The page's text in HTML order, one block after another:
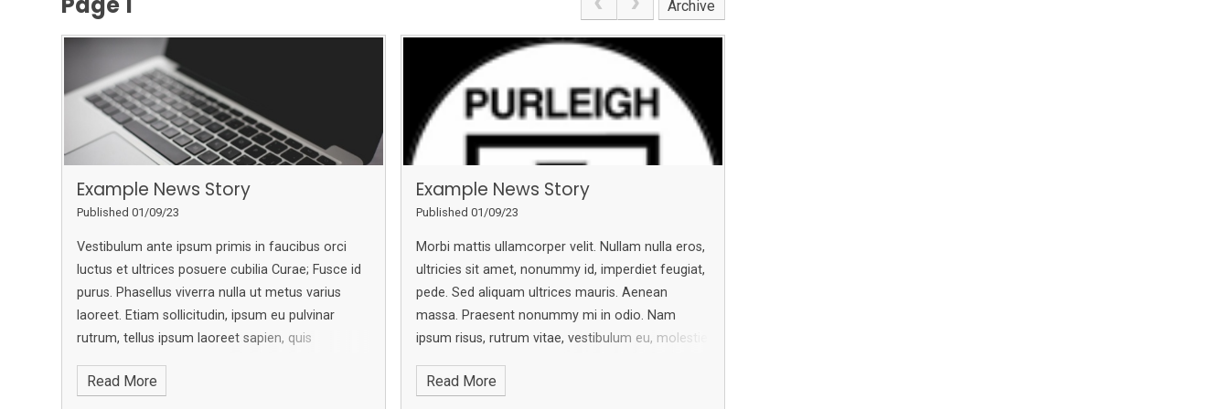
Archive
Example News Story
Published 01/09/23
Vestibulum ante ipsum primis in faucibus orci
luctus et ultrices posuere cubilia Curae; Fusce id
purus. Phasellus viverra nulla ut metus varius
laoreet. Etiam sollicitudin, ipsum eu pulvinar
rutrum, tellus ipsum laoreet sapien, quis
Sed mollis, eros et ultrices tempus, mauris ipsum
Read More
Example News Story
Published 01/09/23
Morbi mattis ullamcorper velit. Nullam nulla eros,
ultricies sit amet, nonummy id, imperdiet feugiat,
pede. Sed aliquam ultrices mauris. Aenean
massa. Praesent nonummy mi in odio. Nam
ipsum risus, rutrum vitae, vestibulum eu, molestie
venenatis vitae, justo. Donec venenatis vulputate
Read More